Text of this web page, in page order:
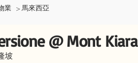
業 >馬來西亞
@ Mont Kiara
坡